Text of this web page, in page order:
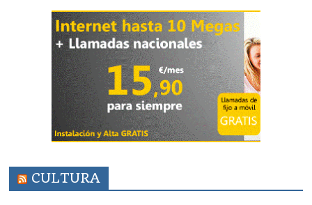
CULTURA